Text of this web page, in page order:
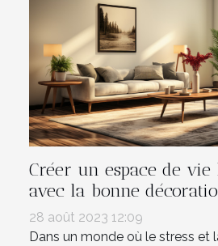
Créer un espace de
avec la bonne
28 août 2023 12:09
Dans un monde où le stress et